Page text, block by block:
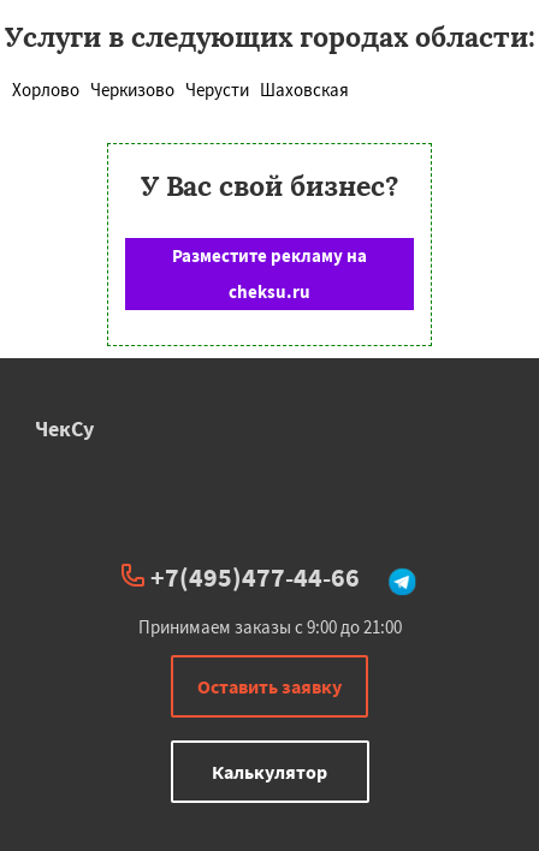
Услуги в следующих городах области:
Хорлово Черкизово Черусти Шаховская
У Вас свой бизнес?
Разместите рекламу на
cheksu.ru
ЧекСу
+7(495)477-44-66
Принимаем заказы с 9:00 до 21:00
Оставить заявку
Калькулятор